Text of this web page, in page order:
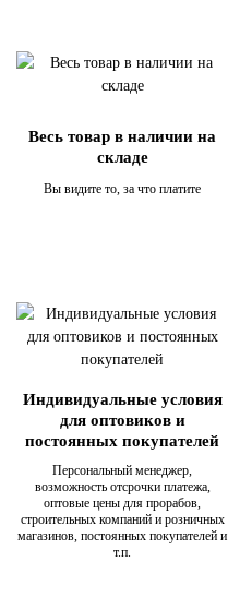
Весь товар в наличии на
складе
Вы видите то, за что платите
Индивидуальные условия
для оптовиков и
постоянных покупателей
Персональный менеджер,
возможность отсрочки платежа,
оптовые цены для прорабов,
строительных компаний и розничных
магазинов, постоянных покупателей и
т.п.